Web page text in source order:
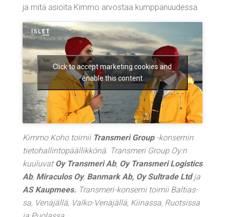
ja mitä asioi­ta Kim­mo arvos­taa kumppanuudessa.
Click to accept marketing cookies and
enable this content
Kim­mo Koho toi­mii Trans­me­ri Group -kon­ser­nin
tie­to­hal­lin­to­pääl­lik­kö­nä. Trans­me­ri Group Oy:n
kuu­lu­vatOy Trans­me­ri Ab, Oy Trans­me­ri Logis­tics
Ab, Miracu­los Oy, Ban­mark Ab, Oy Sult­ra­de Ltdja
AS Kaup­mees. Trans­me­ri-kon­ser­ni toi­mii Bal­tias­
sa, Venä­jäl­lä, Val­ko-Venä­jäl­lä, Kii­nas­sa, Ruot­sis­sa